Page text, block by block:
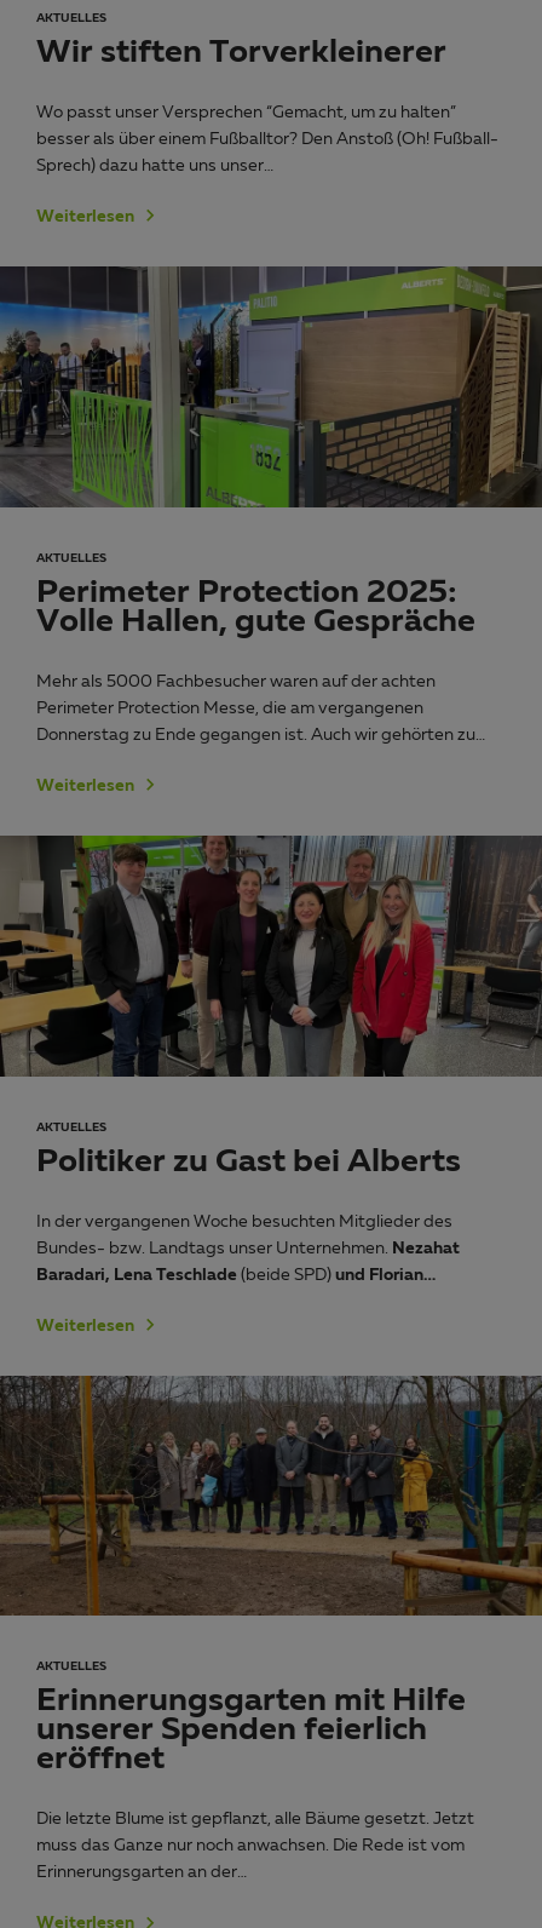
AKTUELLES
Wir stiften Torverkleinerer
Wo passt unser Versprechen “Gemacht, um zu halten”
besser als über einem Fußballtor? Den Anstoß (Oh! Fußball-
Sprech) dazu hatte uns unser…
Weiterlesen
AKTUELLES
Perimeter Protection 2025:
Volle Hallen, gute Gespräche
Mehr als 5000 Fachbesucher waren auf der achten
Perimeter Protection Messe, die am vergangenen
Donnerstag zu Ende gegangen ist. Auch wir gehörten zu…
Weiterlesen
AKTUELLES
Politiker zu Gast bei Alberts
In der vergangenen Woche besuchten Mitglieder des
Bundes- bzw. Landtags unser Unternehmen.
Nezahat
Baradari, Lena Teschlade (beide SPD) und Florian…
Weiterlesen
AKTUELLES
Erinnerungsgarten mit Hilfe
unserer Spenden feierlich
eröffnet
Die letzte Blume ist gepflanzt, alle Bäume gesetzt. Jetzt
muss das Ganze nur noch anwachsen. Die Rede ist vom
Erinnerungsgarten an der…
Weiterlesen